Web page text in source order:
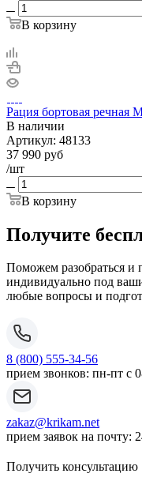
В корзину
Рация бортовая
В наличии
Артикул: 48133
37 990 руб
/шт
В корзину
Получите
Поможем разобраться и
индивидуально под
любые вопросы и
8 (800) 555-34-56
прием звонков: пн-пт с
zakaz@krikam.net
прием заявок на почту:
Получить консультацию